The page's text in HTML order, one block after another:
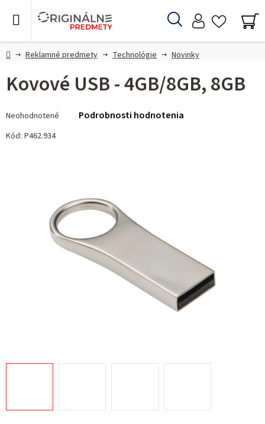
Hľadať
DomovReklamné predmety Technológie Novinky
Kovové USB - 4GB/8GB, 8GB
hodnotenie
produktu
Neohodnotené Podrobnosti hodnotenia
Kód: P462.934